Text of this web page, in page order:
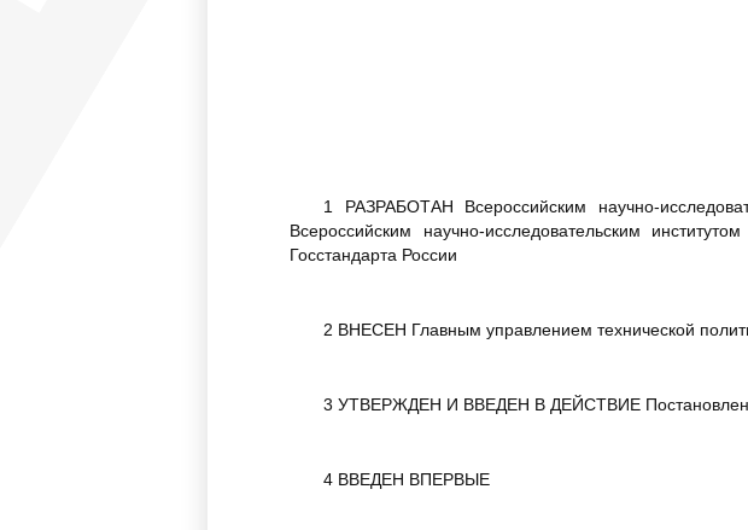
1 РАЗРАБОТАН Всероссийским научно-
Всероссийским научно-исследовательским
Госстандарта России
2 ВНЕСЕН Главным управлением технической
3 УТВЕРЖДЕН И ВВЕДЕН В ДЕЙСТВИЕ
4 ВВЕДЕН ВПЕРВЫЕ